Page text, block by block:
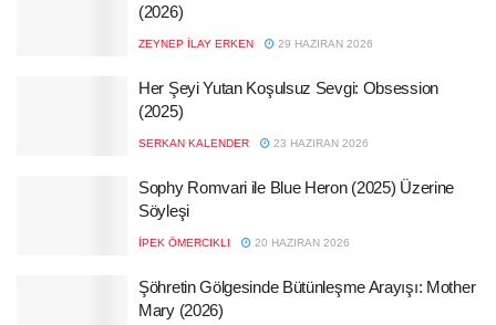
(2026)
ZEYNEP İLAY ERKEN 29 HAZIRAN 2026
Her Şeyi Yutan Koşulsuz Sevgi: Obsession
(2025)
SERKAN KALENDER 23 HAZIRAN 2026
Sophy Romvari ile Blue Heron (2025) Üzerine
Söyleşi
İPEK ÖMERCIKLI 20 HAZIRAN 2026
Şöhretin Gölgesinde Bütünleşme Arayışı: Mother
Mary (2026)